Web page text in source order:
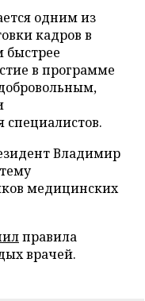
одним из
кадров в
быстрее
в программе
специалистов.
Владимир
медицинских
правила
врачей.